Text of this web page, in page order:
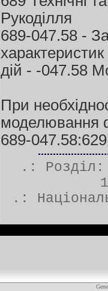
Рукоділля
689-047.58 -
дій - -047.58
При
моделювання
689-047.58:629
.:
.: